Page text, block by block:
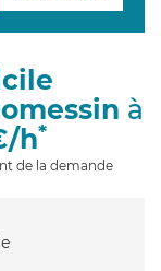
g
ià
h*
de la demande